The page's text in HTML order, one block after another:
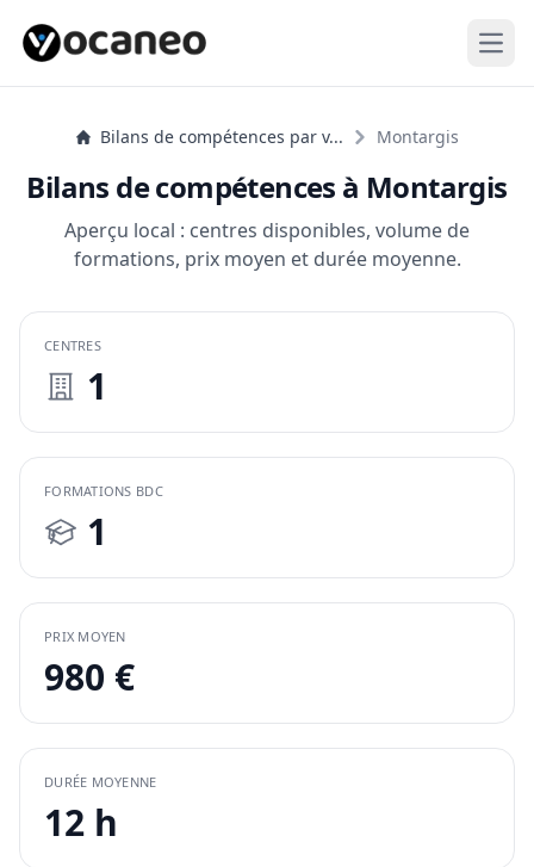
Bilans de compétences par v... Montargis
Bilans de compétences à Montargis
Aperçu local : centres disponibles, volume de
formations, prix moyen et durée moyenne.
CENTRES
1
FORMATIONS BDC
1
PRIX MOYEN
980 €
DURÉE MOYENNE
12 h